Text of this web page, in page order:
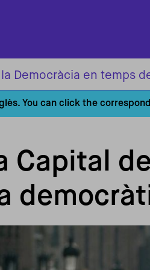
Democràcia en temps
You can click the
Capital